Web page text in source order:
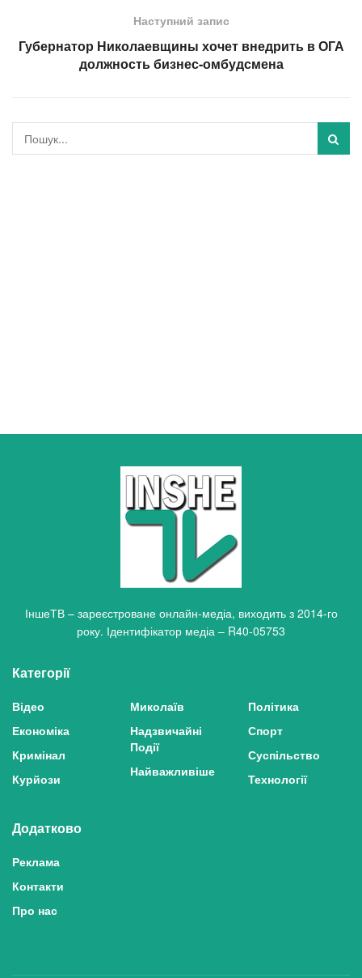
Наступний запис
Губернатор Николаевщины хочет внедрить в ОГА
должность бизнес-омбудсмена
ІншеТВ – зареєстроване онлайн-медіа, виходить з 2014-го
року. Ідентифікатор медіа – R40-05753
Категорії
Відео
Економіка
Кримінал
Курйози
Миколаїв
Надзвичайні
Події
Найважливіше
Політика
Спорт
Суспільство
Технології
Додатково
Реклама
Контакти
Про нас